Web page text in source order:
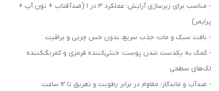
- مناسب برای زیرسازی آرایش: عملکرد ۳ در ۱ (ضدآفتاب + تون آپ +
پرایمر)
- بافت سبک و مات: جذب سریع، بدون حس چربی و براقیت
- کمک به یکدست شدن پوست: خنثی‌کننده قرمزی و کمرنگ‌کننده
لک‌های سطحی
- ضدآب و ماندگار: مقاوم در برابر رطوبت و تعریق تا ۱۲ ساعت